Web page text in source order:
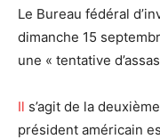
Le Bureau fédéral
dimanche 15
une « tentative
Il s’agit de la
président américain